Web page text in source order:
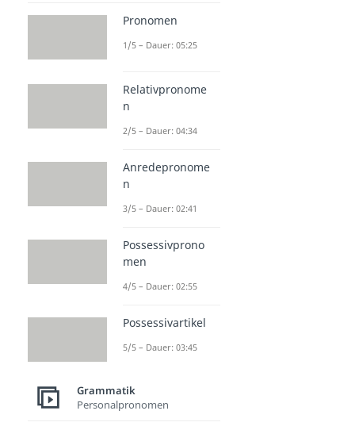
Pronomen
1/5 – Dauer: 05:25
Relativpronome
n
2/5 – Dauer: 04:34
Anredepronome
n
3/5 – Dauer: 02:41
Possessivprono
men
4/5 – Dauer: 02:55
Possessivartikel
5/5 – Dauer: 03:45
Grammatik
Personalpronomen